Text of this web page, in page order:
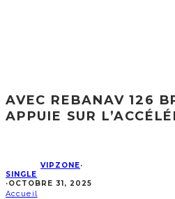
AVEC REBANAV 126
APPUIE SUR
VIPZONE·
SINGLE
·OCTOBRE 31, 2025
Accueil